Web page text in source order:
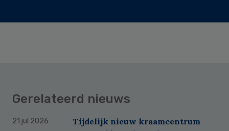
Gerelateerd nieuws
21 jul 2026
Tijdelijk nieuw kraamcentrum